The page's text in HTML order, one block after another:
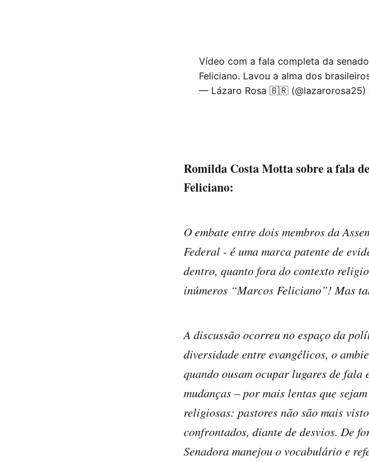
Vídeo com a fala completa da
Feliciano. Lavou a alma dos
— Lázaro Rosa 🇧🇷 (@lazarorosa25)
Romilda Costa Motta sobre a fala
Feliciano:
O embate entre dois membros da
Federal - é uma marca patente de
dentro, quanto fora do contexto
inúmeros “Marcos Feliciano”! Mas
A discussão ocorreu no espaço da
diversidade entre evangélicos, o
quando ousam ocupar lugares de
mudanças – por mais lentas que
religiosas: pastores não são mais
confrontados, diante de desvios. De
Senadora manejou o vocabulário e